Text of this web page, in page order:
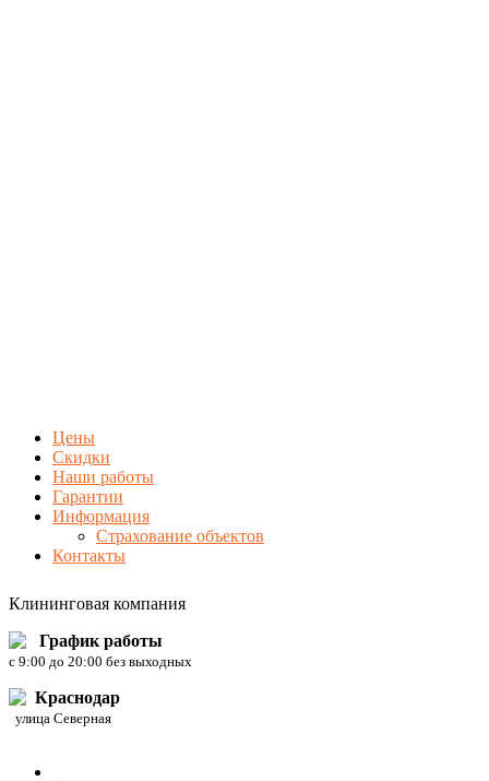
Цены
Скидки
Наши работы
Гарантии
Информация
Страхование объектов
Контакты
Клининговая компания
График работы
c 9:00 до 20:00 без выходных
Краснодар
улица Северная